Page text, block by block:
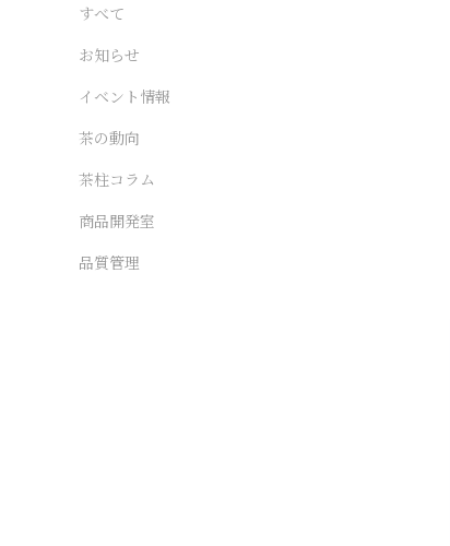
すべて
お知らせ
イベント情報
茶の動向
茶柱コラム
商品開発室
品質管理